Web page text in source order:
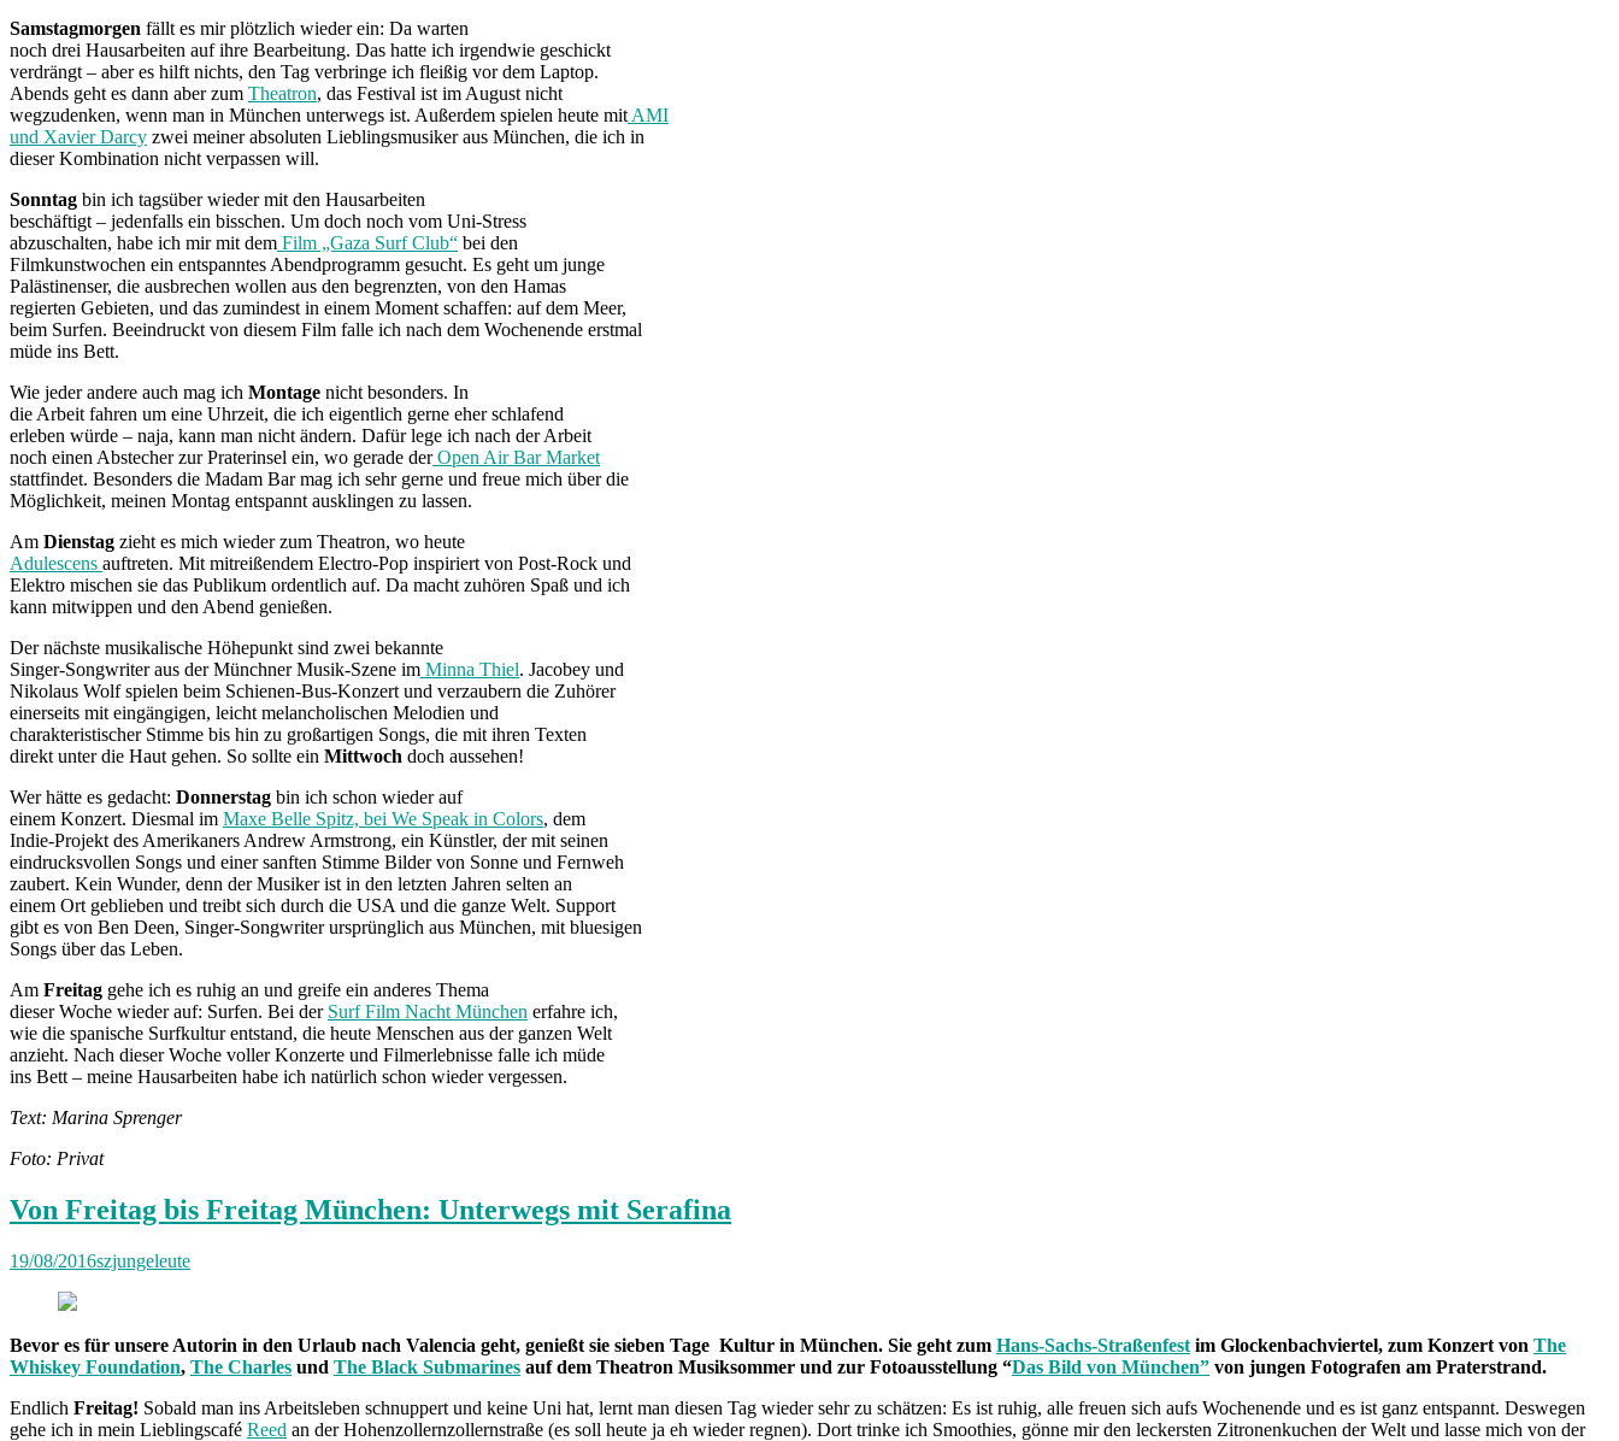
Samstagmorgen fällt es mir plötzlich wieder ein: Da warten
noch drei Hausarbeiten auf ihre Bearbeitung. Das hatte ich irgendwie geschickt
verdrängt – aber es hilft nichts, den Tag verbringe ich fleißig vor dem Laptop.
Abends geht es dann aber zum Theatron, das Festival ist im August nicht
wegzudenken, wenn man in München unterwegs ist. Außerdem spielen heute mit AMI
und Xavier Darcy zwei meiner absoluten Lieblingsmusiker aus München, die ich in
dieser Kombination nicht verpassen will.
Sonntag bin ich tagsüber wieder mit den Hausarbeiten
beschäftigt – jedenfalls ein bisschen. Um doch noch vom Uni-Stress
abzuschalten, habe ich mir mit dem Film „Gaza Surf Club“ bei den
Filmkunstwochen ein entspanntes Abendprogramm gesucht. Es geht um junge
Palästinenser, die ausbrechen wollen aus den begrenzten, von den Hamas
regierten Gebieten, und das zumindest in einem Moment schaffen: auf dem Meer,
beim Surfen. Beeindruckt von diesem Film falle ich nach dem Wochenende erstmal
müde ins Bett.
Wie jeder andere auch mag ich Montage nicht besonders. In
die Arbeit fahren um eine Uhrzeit, die ich eigentlich gerne eher schlafend
erleben würde – naja, kann man nicht ändern. Dafür lege ich nach der Arbeit
noch einen Abstecher zur Praterinsel ein, wo gerade derOpen Air Bar Market
stattfindet. Besonders die Madam Bar mag ich sehr gerne und freue mich über die
Möglichkeit, meinen Montag entspannt ausklingen zu lassen.
Am Dienstag zieht es mich wieder zum Theatron, wo heute
Adulescens auftreten. Mit mitreißendem Electro-Pop inspiriert von Post-Rock und
Elektro mischen sie das Publikum ordentlich auf. Da macht zuhören Spaß und ich
kann mitwippen und den Abend genießen.
Der nächste musikalische Höhepunkt sind zwei bekannte
Singer-Songwriter aus der Münchner Musik-Szene im Minna Thiel. Jacobey und
Nikolaus Wolf spielen beim Schienen-Bus-Konzert und verzaubern die Zuhörer
einerseits mit eingängigen, leicht melancholischen Melodien und
charakteristischer Stimme bis hin zu großartigen Songs, die mit ihren Texten
direkt unter die Haut gehen. So sollte ein Mittwoch doch aussehen!
Wer hätte es gedacht: Donnerstag bin ich schon wieder auf
einem Konzert. Diesmal im Maxe Belle Spitz, bei We Speak in Colors, dem
Indie-Projekt des Amerikaners Andrew Armstrong, ein Künstler, der mit seinen
eindrucksvollen Songs und einer sanften Stimme Bilder von Sonne und Fernweh
zaubert. Kein Wunder, denn der Musiker ist in den letzten Jahren selten an
einem Ort geblieben und treibt sich durch die USA und die ganze Welt. Support
gibt es von Ben Deen, Singer-Songwriter ursprünglich aus München, mit bluesigen
Songs über das Leben.
Am Freitag gehe ich es ruhig an und greife ein anderes Thema
dieser Woche wieder auf: Surfen. Bei der Surf Film Nacht München erfahre ich,
wie die spanische Surfkultur entstand, die heute Menschen aus der ganzen Welt
anzieht. Nach dieser Woche voller Konzerte und Filmerlebnisse falle ich müde
ins Bett – meine Hausarbeiten habe ich natürlich schon wieder vergessen.
Text: Marina Sprenger
Foto: Privat
Von Freitag bis Freitag München: Unterwegs mit Serafina
19/08/2016szjungeleute
Bevor es für unsere Autorin in den Urlaub nach Valencia geht, genießt sie sieben Tage Kultur in München. Sie geht zum Hans-Sachs-Straßenfest im Glockenbachviertel, zum Konzert von The
Whiskey Foundation, The Charles und The Black Submarines auf dem Theatron Musiksommer und zur Fotoausstellung “Das Bild von München” von jungen Fotografen am Praterstrand.
Endlich Freitag! Sobald man ins Arbeitsleben schnuppert und keine Uni hat, lernt man diesen Tag wieder sehr zu schätzen: Es ist ruhig, alle freuen sich aufs Wochenende und es ist ganz entspannt. Deswegen
gehe ich in mein Lieblingscafé Reed an der Hohenzollernzollernstraße (es soll heute ja eh wieder regnen). Dort trinke ich Smoothies, gönne mir den leckersten Zitronenkuchen der Welt und lasse mich von der